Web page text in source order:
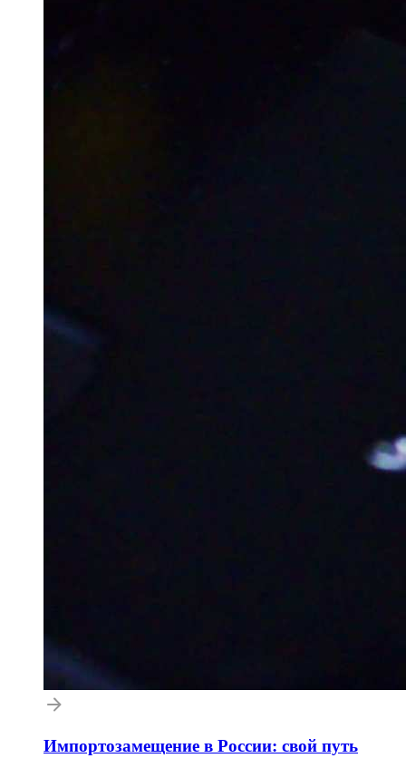
Импортозамещение в России: свой путь